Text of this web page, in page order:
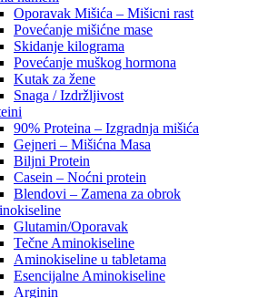
Oporavak Mišića – Mišicni rast
Povećanje mišićne mase
Skidanje kilograma
Povećanje muškog hormona
Kutak za žene
Snaga / Izdržljivost
90% Proteina – Izgradnja mišića
Gejneri – Mišićna Masa
Biljni Protein
Casein – Noćni protein
Blendovi – Zamena za obrok
Glutamin/Oporavak
Tečne Aminokiseline
Aminokiseline u tabletama
Esencijalne Aminokiseline
Arginin